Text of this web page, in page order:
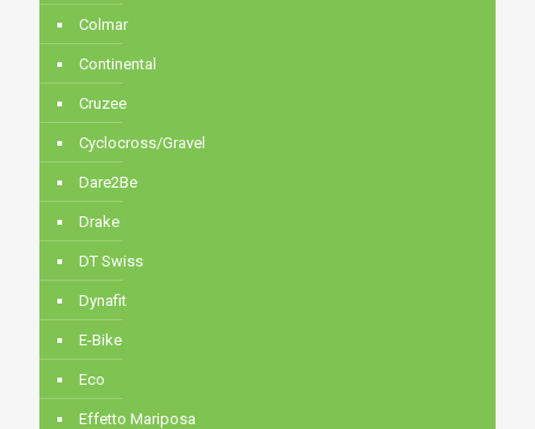
Colmar
Continental
Cruzee
Cyclocross/Gravel
Dare2Be
Drake
DT Swiss
Dynafit
E-Bike
Eco
Effetto Mariposa